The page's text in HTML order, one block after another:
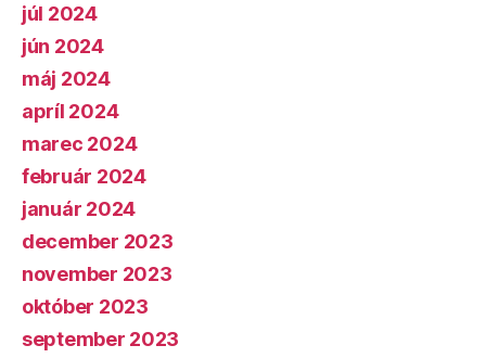
júl 2024
jún 2024
máj 2024
apríl 2024
marec 2024
február 2024
január 2024
december 2023
november 2023
október 2023
september 2023